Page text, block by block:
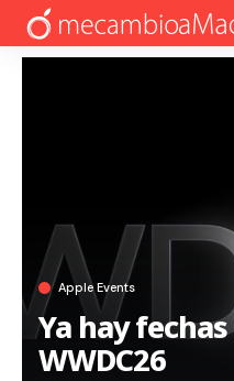
Apple Events
Ya hay
WWDC26